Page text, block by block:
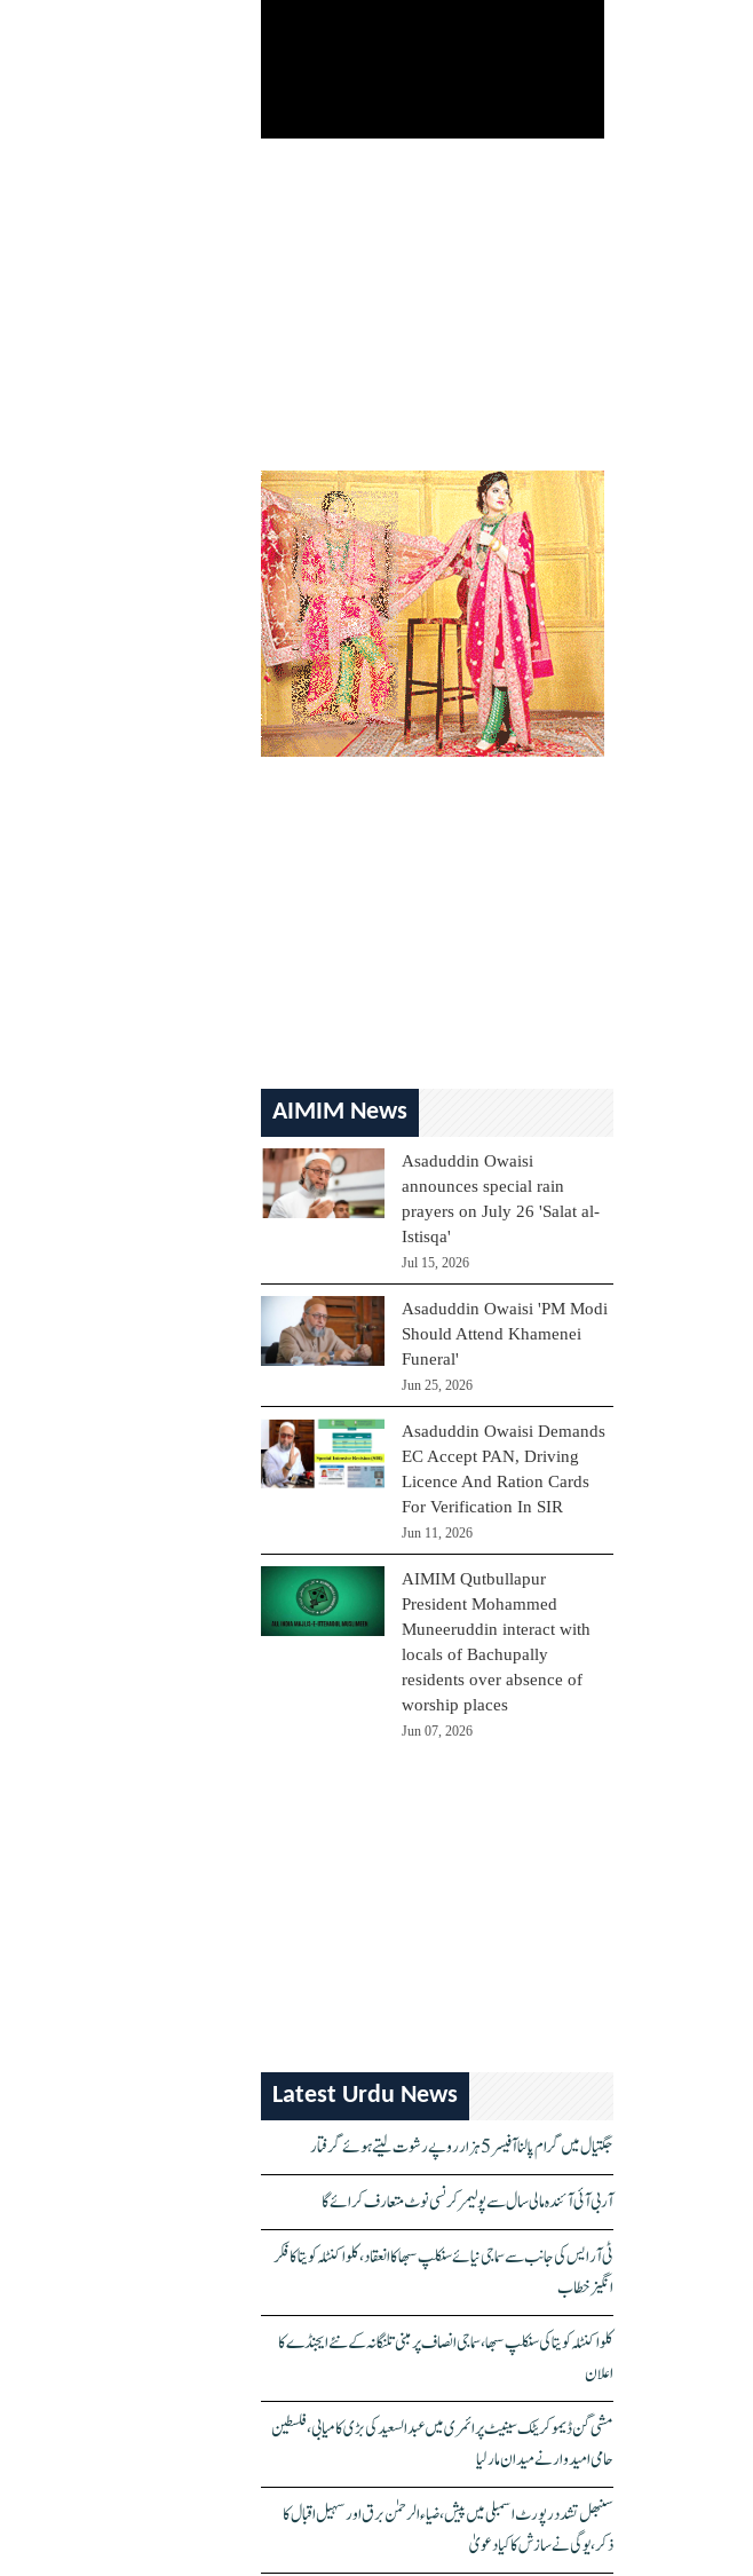
AIMIM News
Asaduddin Owaisi
announces special rain
prayers on July 26 'Salat al-
Istisqa'
Jul 15, 2026
Asaduddin Owaisi 'PM Modi
Should Attend Khamenei
Funeral'
Jun 25, 2026
Asaduddin Owaisi Demands
EC Accept PAN, Driving
Licence And Ration Cards
For Verification In SIR
Jun 11, 2026
AIMIM Qutbullapur
President Mohammed
Muneeruddin interact with
locals of Bachupally
residents over absence of
worship places
Jun 07, 2026
Latest Urdu News
جگتیال میں گرام پالنا آفیسر 5 ہزار روپے رشوت لیتے ہوئے گرفتار
آر بی آئی آئندہ مالی سال سے پولیمر کرنسی نوٹ متعارف کرائے گا
ٹی آر ایس کی جانب سے سماجی نیائے سنکلپ سبھا کا انعقاد، کلواکنٹلہ کویتا کا فکر
انگیز خطاب
کلواکنٹلہ کویتا کی سنکلپ سبھا، سماجی انصاف پر مبنی تلنگانہ کے نئے ایجنڈے کا
اعلان
مشی گن ڈیموکریٹک سینیٹ پرائمری میں عبدالسعید کی بڑی کامیابی، فلسطین
حامی امیدوار نے میدان مار لیا
سنبھل تشدد رپورٹ اسمبلی میں پیش، ضیاء الرحمٰن برق اور سہیل اقبال کا
ذکر، یوگی نے سازش کا کیا دعویٰ